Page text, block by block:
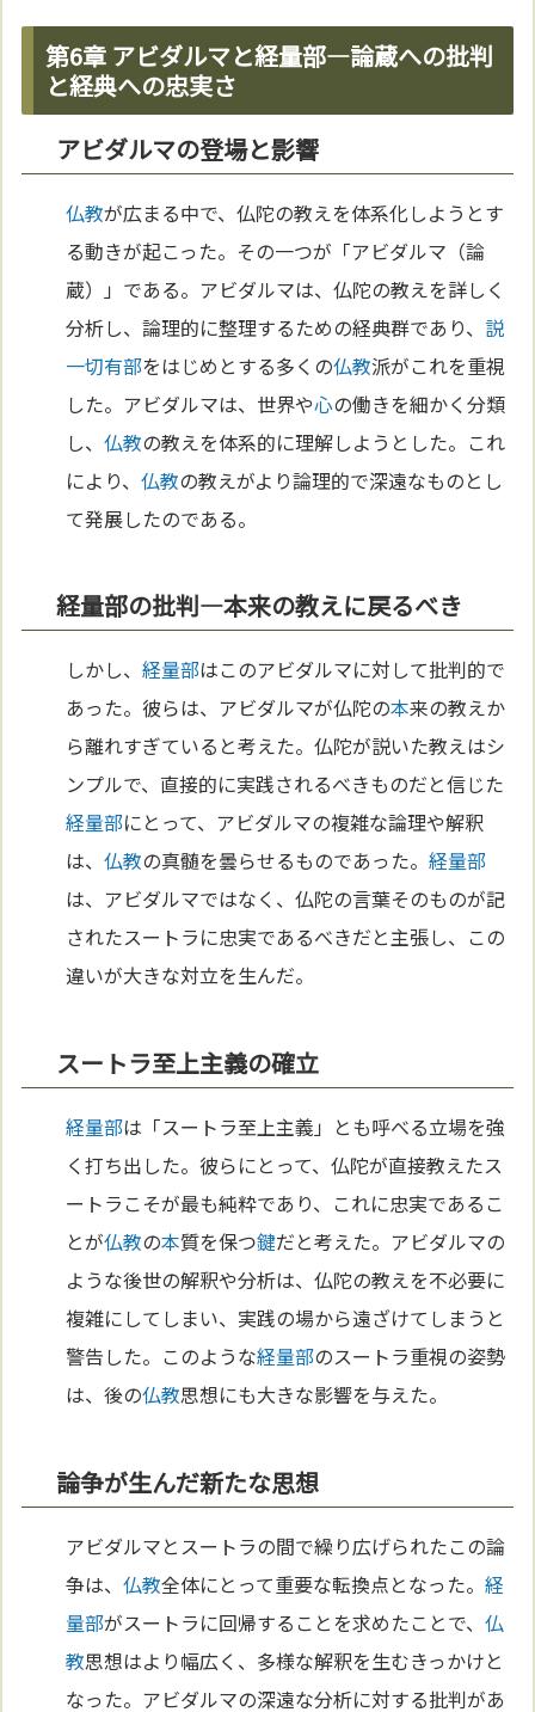
第6章 アビダルマと経量部―論蔵への批判
と経典への忠実さ
アビダルマの登場と影響
仏教が広まる中で、仏陀の教えを体系化しようとす
る動きが起こった。その一つが「アビダルマ（論
蔵）」である。アビダルマは、仏陀の教えを詳しく
分析し、論理的に整理するための経典群であり、 説
一切有部をはじめとする多くの仏教派がこれを重視
した。アビダルマは、世界や心の働きを細かく分類
し、仏教の教えを体系的に理解しようとした。これ
により、仏教の教えがより論理的で深遠なものとし
て発展したのである。
経量部の批判―本来の教えに戻るべき
しかし、経量部はこのアビダルマに対して批判的で
あった。彼らは、アビダルマが仏陀の本来の教えか
ら離れすぎていると考えた。仏陀が説いた教えはシ
ンプルで、直接的に実践されるべきものだと信じた
経量部にとって、アビダルマの複雑な論理や解釈
は、仏教の真髄を曇らせるものであった。経量部
は、アビダルマではなく、仏陀の言葉そのものが記
されたスートラに忠実であるべきだと主張し、この
違いが大きな対立を生んだ。
スートラ至上主義の確立
経量部は「スートラ至上主義」とも呼べる立場を強
く打ち出した。彼らにとって、仏陀が直接教えたス
ートラこそが最も純粋であり、これに忠実であるこ
とが仏教の本質を保つ鍵だと考えた。アビダルマの
ような後世の解釈や分析は、仏陀の教えを不必要に
複雑にしてしまい、実践の場から遠ざけてしまうと
警告した。このような経量部のスートラ重視の姿勢
は、後の仏教思想にも大きな影響を与えた。
論争が生んだ新たな思想
アビダルマとスートラの間で繰り広げられたこの論
争は、仏教全体にとって重要な転換点となった。経
量部がスートラに回帰することを求めたことで、仏
教思想はより幅広く、多様な解釈を生むきっかけと
なった。アビダルマの深遠な分析に対する批判があ